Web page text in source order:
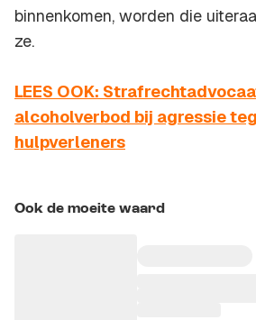
binnenkomen, worden die
ze.
LEES OOK:
alcoholverbod bij agressie
hulpverleners
Ook de moeite waard